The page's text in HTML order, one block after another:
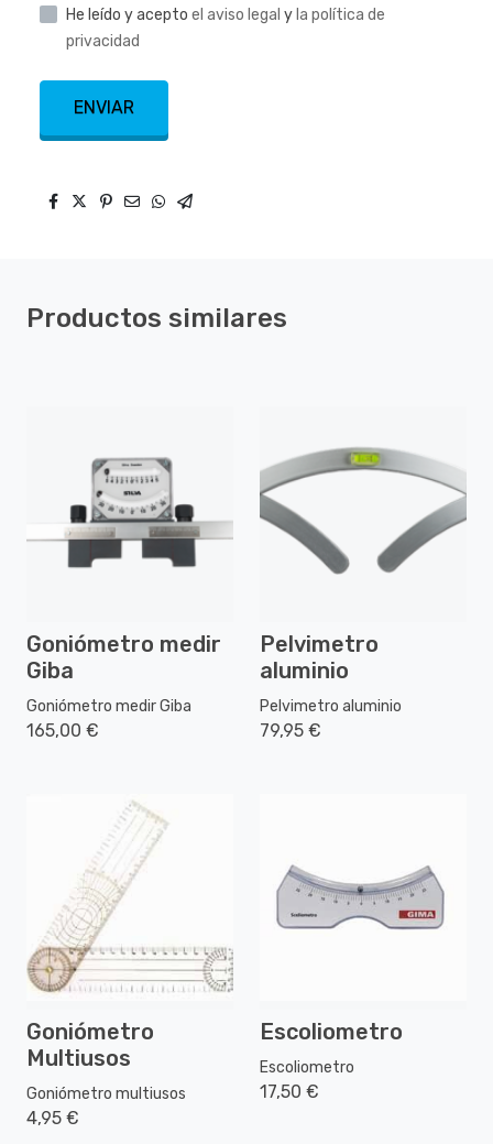
He leído y acepto el aviso legal y la política de
privacidad
ENVIAR
Productos similares
Goniómetro medir
Giba
Goniómetro medir Giba
165,00 €
Pelvimetro
aluminio
Pelvimetro aluminio
79,95 €
Goniómetro
Multiusos
Goniómetro multiusos
4,95 €
Escoliometro
Escoliometro
17,50 €